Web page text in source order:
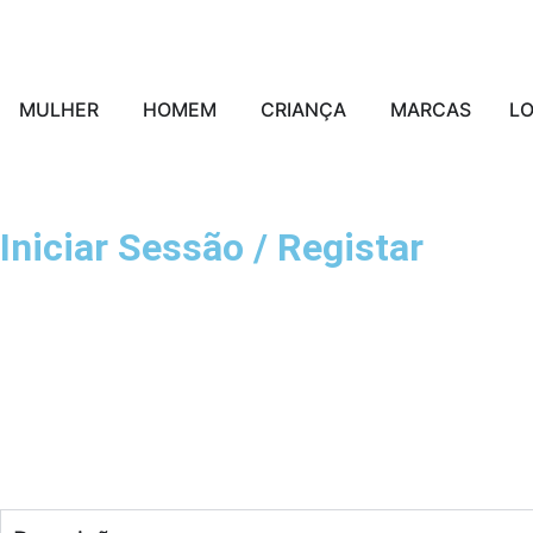
MULHER HOMEM CRIANÇA MARCAS
Iniciar Sessão / Registar